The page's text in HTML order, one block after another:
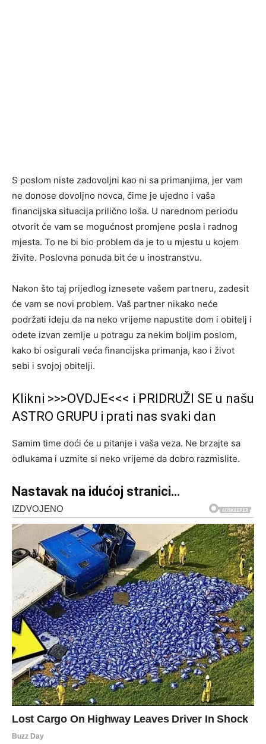
S poslom niste zadovoljni kao ni sa primanjima, jer vam
ne donose dovoljno novca, čime je ujedno i vaša
financijska situacija prilično loša. U narednom periodu
otvorit će vam se mogućnost promjene posla i radnog
mjesta. To ne bi bio problem da je to u mjestu u kojem
živite. Poslovna ponuda bit će u inostranstvu.
Nakon što taj prijedlog iznesete vašem partneru, zadesit
će vam se novi problem. Vaš partner nikako neće
podržati ideju da na neko vrijeme napustite dom i obitelj i
odete izvan zemlje u potragu za nekim boljim poslom,
kako bi osigurali veća financijska primanja, kao i život
sebi i svojoj obitelji.
Klikni >>>OVDJE<<< i PRIDRUŽI SE u našu
ASTRO GRUPU i prati nas svaki dan
Samim time doći će u pitanje i vaša veza. Ne brzajte sa
odlukama i uzmite si neko vrijeme da dobro razmislite.
Nastavak na idućoj stranici…